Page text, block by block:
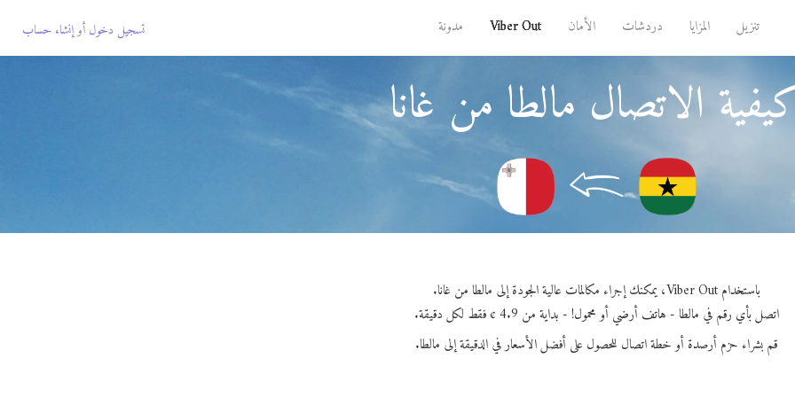
تنزيل المزايا دردشات الأمان Viber Out مدونة تسجيل دخول أوإنشاء حساب
الاتصال مالطا من غانا
باستخدام Viber Out، يمكنك إجراء مكالمات عالية الجودة إلى مالطا من غانا.
اتصل بأي رقم في مالطا - هاتف أرضي أو محمول! - بداية من 4.9 ¢ فقط لكل دقيقة.
قم بشراء حزم أرصدة أو خطة اتصال للحصول على أفضل الأسعار في الدقيقة إلى مالطا.